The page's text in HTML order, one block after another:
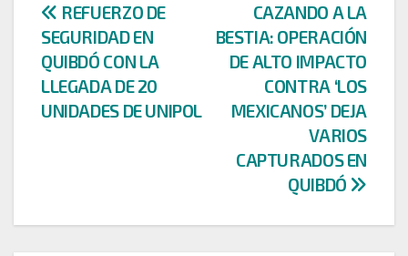
Navegación
de
entradas
CAZANDO A LA
BESTIA: OPERACIÓN
DE ALTO IMPACTO
CONTRA ‘LOS
MEXICANOS’ DEJA
VARIOS
CAPTURADOS EN
QUIBDÓ
REFUERZO DE
SEGURIDAD EN
QUIBDÓ CON LA
LLEGADA DE 20
UNIDADES DE UNIPOL